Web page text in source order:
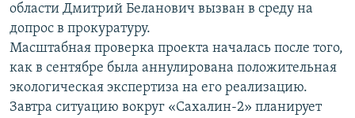
СОЦИАЛЬНЫЕ СЕТИ
области Дмитрий Беланович вызван в среду на
допрос в прокуратуру.
Масштабная проверка проекта началась после того,
как в сентябре была аннулирована положительная
экологическая экспертиза на его реализацию.
Завтра ситуацию вокруг «Сахалин-2» планирует